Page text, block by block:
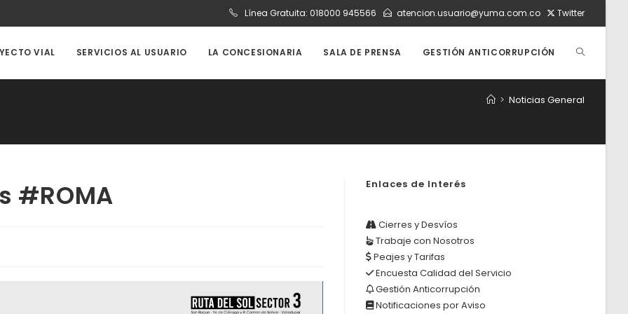
Línea Gratuita: 018000 945566 atencion.usuario@yuma.com.co Twitter
VIAL SERVICIOS AL USUARIO LA CONCESIONARIA SALA DE PRENSA GESTIÓN ANTICORRUPCIÓN ALTERNAR
BÚSQUEDA
> Noticias General
#ROMA Enlaces de Interés
Cierres y Desvíos
Trabaje con Nosotros
Peajes y Tarifas
Encuesta Calidad del Servicio
Gestión Anticorrupción
Notificaciones por Aviso